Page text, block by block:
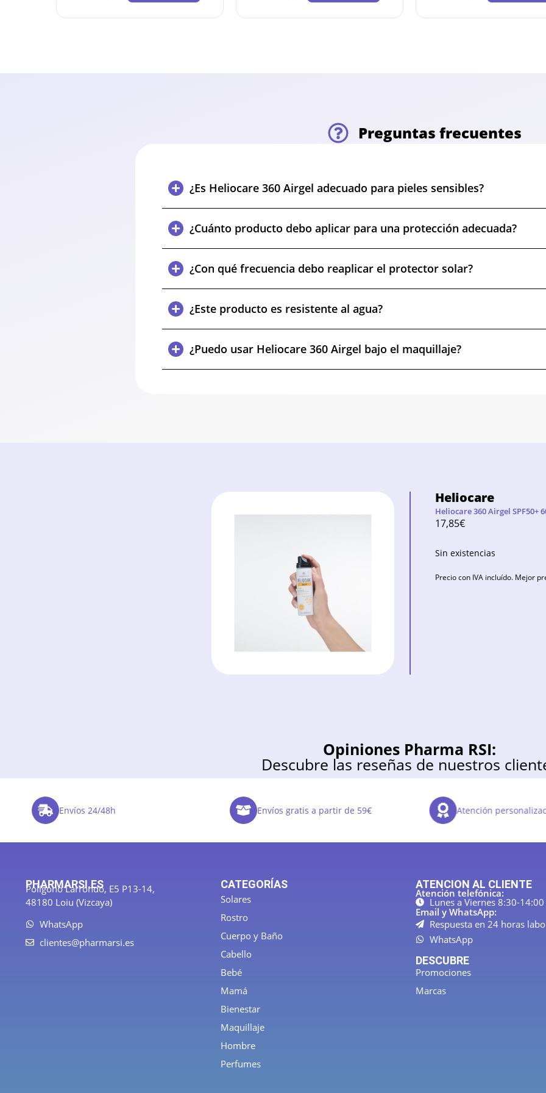
Preguntas frecuentes
¿Es Heliocare 360 Airgel adecuado para pieles sensibles?
¿Cuánto producto debo aplicar para una protección adecuada?
¿Con qué frecuencia debo reaplicar el protector solar?
¿Este producto es resistente al agua?
¿Puedo usar Heliocare 360 Airgel bajo el maquillaje?
Heliocare
Heliocare 360 Airgel SPF50+
17,85€
Sin existencias
Precio con IVA incluído. Mejor
Opiniones Pharma RSI:
Descubre las reseñas de nuestros
Envíos 24/48h Envíos gratis a partir de 59€ Atención
PHARMARSI.ES
Polígono Larrondo, E5 P13-14,
48180 Loiu (Vizcaya)
WhatsApp
clientes@pharmarsi.es
CATEGORÍAS
Solares
Rostro
Cuerpo y Baño
Cabello
Bebé
Mamá
Bienestar
Maquillaje
Hombre
Perfumes
ATENCION AL CLIENTE
Atención telefónica:
Lunes a Viernes 8:30-14:00
Email y WhatsApp:
Respuesta en 24 horas
WhatsApp
DESCUBRE
Promociones
Marcas
5% DTO PARA PEDIDOS